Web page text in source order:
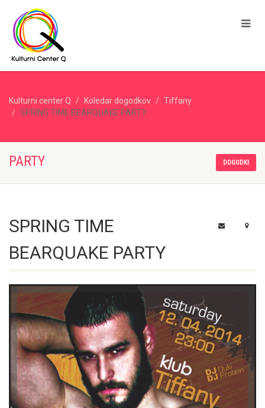
Kulturni center Q Koledar dogodkov
Tiffany
SPRING TIME BEARQUAKE PARTY
PARTY DOGODKI
SPRING TIME
BEARQUAKE PARTY